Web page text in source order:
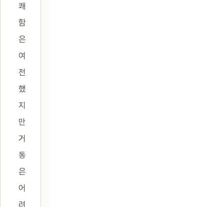
쾌
함
은
여
전
했
지
만
거
동
은
어
려